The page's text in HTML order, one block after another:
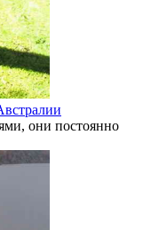
они постоянно